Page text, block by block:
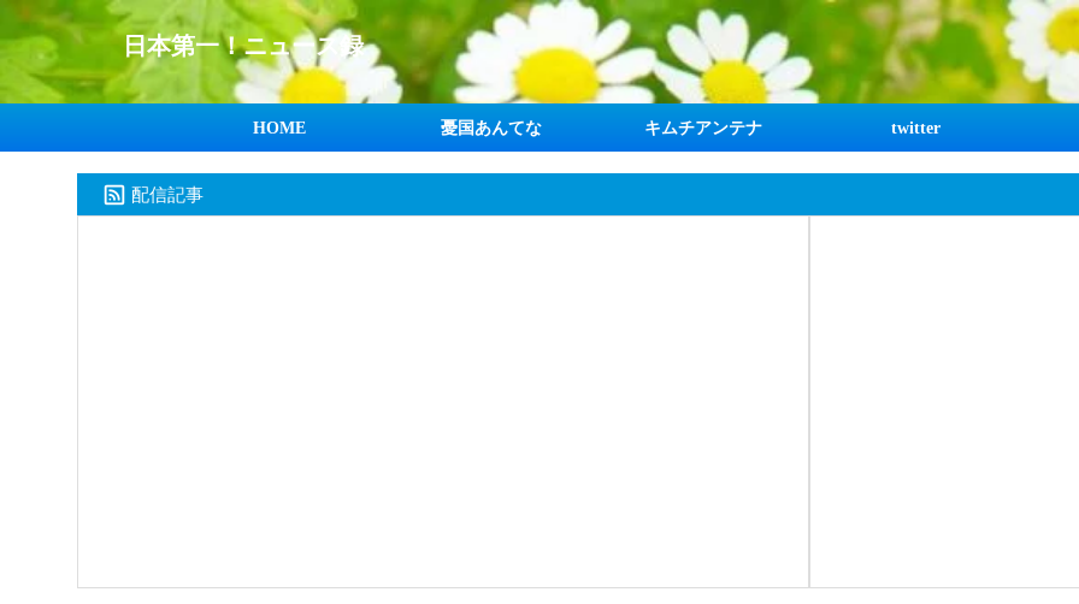
日本第一！ニュース録
HOME 憂国あんてな キムチアンテナ twitter
配信記事